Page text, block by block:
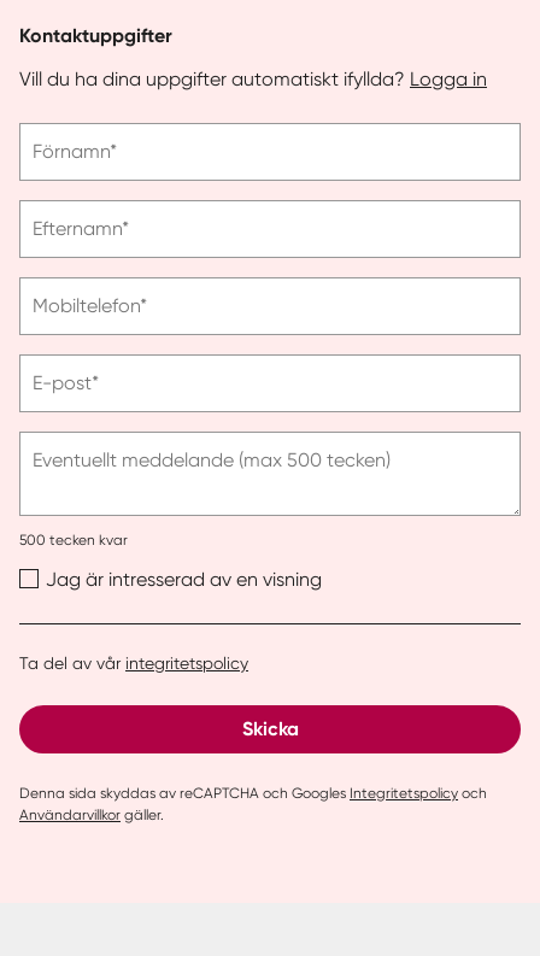
Kontaktuppgifter
Vill du ha dina uppgifter automatiskt ifyllda? Logga in
ange
Förnamn*
ange
Efternamn*
ange
Mobiltelefon*
ange
post
E-post*
Eventuellt meddelande (max 500 tecken)
500 tecken kvar
Jag är intresserad av en visning
Ta del av vår integritetspolicy
Skicka
Denna sida skyddas av reCAPTCHA och Googles Integritetspolicy och
Användarvillkor gäller.